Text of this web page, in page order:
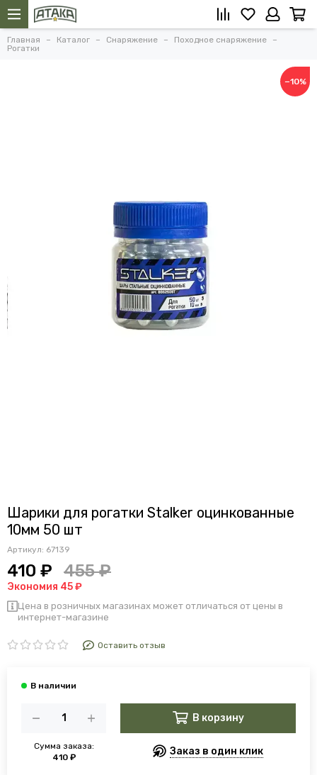
Главная Каталог Снаряжение
Походное снаряжение
Рогатки
−10%
Шарики для рогатки Stalker оцинкованные
10мм 50 шт
Артикул: 67139
410 ₽ 455 ₽
Экономия 45 ₽
Цена в розничных магазинах может отличаться от цены в
интернет-магазине
Оставить отзыв
Сумма заказа:
410 ₽
В корзину
Заказ в один клик